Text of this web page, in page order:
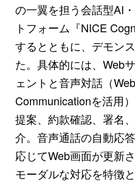
の一翼を担う会話型AI
トフォーム『NICE
するとともに、デモン
た。具体的には、Web
ェントと音声対話（
Communicationを活用
提案、約款確認、署名
介。音声通話の自動応
応じてWeb画面が更新
モーダルな対応を特徴